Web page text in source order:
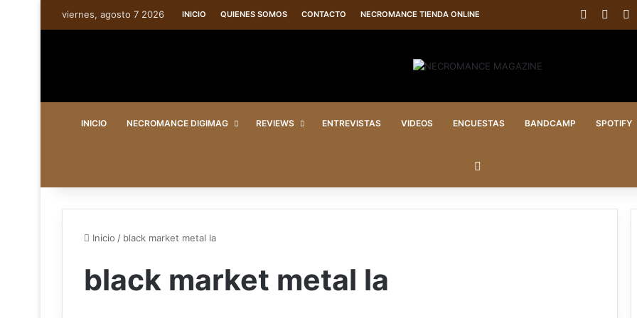
viernes, agosto 7 2026 INICIO QUIENES SOMOS CONTACTO NECROMANCE TIENDA ONLINE Facebook
INICIO NECROMANCE DIGIMAG REVIEWS ENTREVISTAS VIDEOS ENCUESTAS BANDCAMP SPOTIFY
Inicio / black market metal la
black market metal la